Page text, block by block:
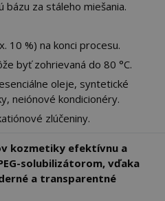
za stáleho miešania.
10 %) na konci procesu.
byť zohrievaná do 80 °C.
oleje, syntetické
neiónové kondicionéry.
zlúčeniny.
kozmetiky efektívnu a
solubilizátorom, vďaka
a transparentné